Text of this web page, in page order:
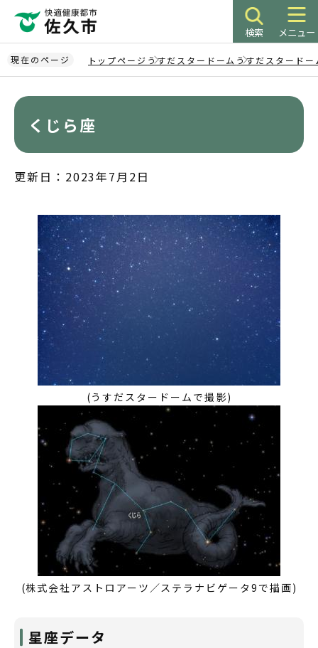
ペ
ー
ジ
検索 メニュー
現在のページ トップページ うすだスタードーム うすだスタード
くじら座
更新日：2023年7月2日
(うすだスタードームで撮影)
(株式会社アストロアーツ／ステラナビゲータ9で描画)
星座データ